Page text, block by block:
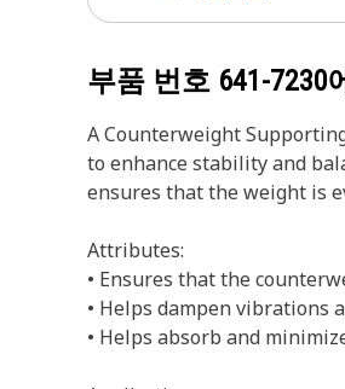
부품 번호 641-7230
A Counterweight
to enhance stability and
ensures that the weight is
Attributes:
• Ensures that the
• Helps dampen vibrations
• Helps absorb and